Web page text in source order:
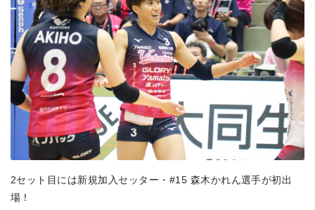
2セット目には新規加入セッター・#15 森木かれん選手が初出
場！